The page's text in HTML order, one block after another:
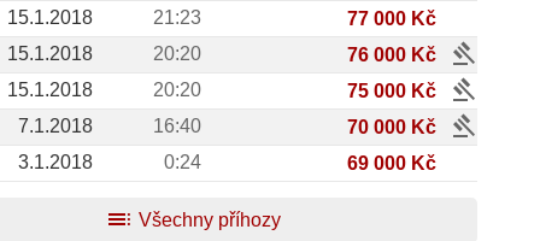
15.1.2018 21:23
77 000 Kč
15.1.2018
20:20 76 000 Kč gavel
15.1.2018 20:20 75 000 Kč gavel
7.1.2018 16:40 70 000 Kč gavel
3.1.2018 0:24 69 000 Kč
toc Všechny příhozy